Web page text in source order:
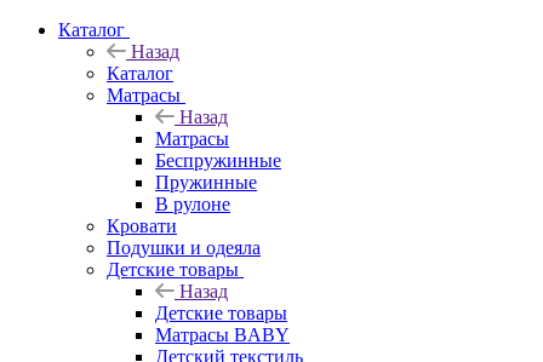
Каталог
Назад
Каталог
Матрасы
Назад
Матрасы
Беспружинные
Пружинные
В рулоне
Кровати
Подушки и одеяла
Детские товары
Назад
Детские товары
Матрасы BABY
Детский текстиль